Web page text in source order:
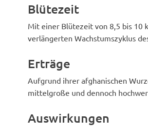
Blütezeit
Mit einer Blütezeit von 8,5 bis 10
verlängerten Wachstumszyklus
Erträge
Aufgrund ihrer afghanischen
mittelgroße und dennoch
Auswirkungen